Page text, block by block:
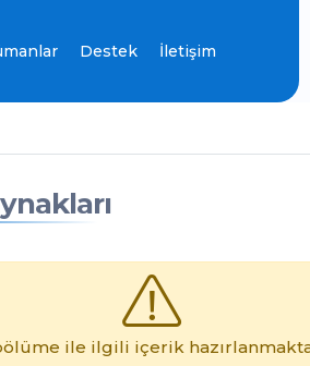
Destek İletişim
ile ilgili içerik